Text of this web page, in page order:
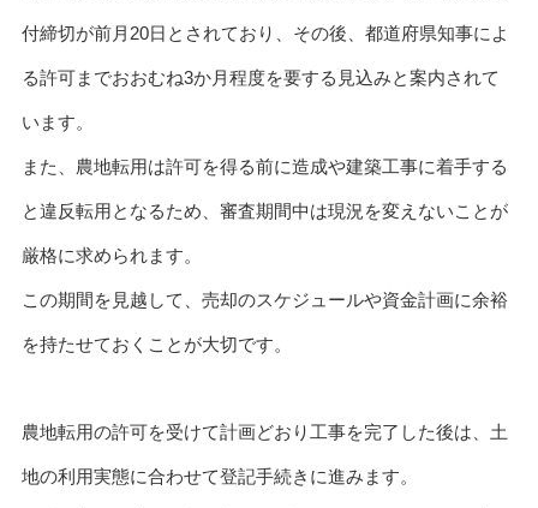
付締切が前月20日とされており、その後、都道府県知事によ
る許可までおおむね3か月程度を要する見込みと案内されて
います。
また、農地転用は許可を得る前に造成や建築工事に着手する
と違反転用となるため、審査期間中は現況を変えないことが
厳格に求められます。
この期間を見越して、売却のスケジュールや資金計画に余裕
を持たせておくことが大切です。
農地転用の許可を受けて計画どおり工事を完了した後は、土
地の利用実態に合わせて登記手続きに進みます。